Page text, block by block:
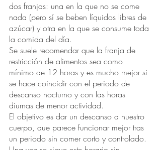
dos franjas: una en la que no se come
nada (pero sí se beben líquidos libres de
azúcar) y otra en la que se consume toda
la comida del día.
Se suele recomendar que la franja de
restricción de alimentos sea como
mínimo de 12 horas y es mucho mejor si
se hace coincidir con el periodo de
descanso nocturno y con las horas
diurnas de menor actividad.
El objetivo es dar un descanso a nuestro
cuerpo, que parece funcionar mejor tras
un periodo sin comer corto y controlado.